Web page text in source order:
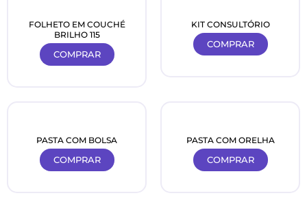
FOLHETO EM COUCHÉ
BRILHO 115
COMPRAR
KIT CONSULTÓRIO
COMPRAR
PASTA COM BOLSA
COMPRAR
PASTA COM ORELHA
COMPRAR